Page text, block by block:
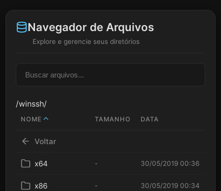
Navegador de Arquivos
Explore e gerencie seus diretórios
/winssh/
NOME TAMANHO DATA
Voltar
x64 - 30/05/2019 00:36
x86 - 30/05/2019 00:34